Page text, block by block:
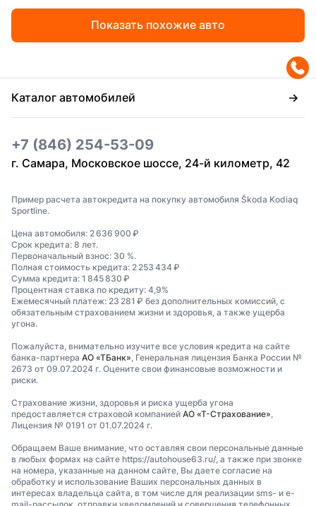
Показать похожие авто
Каталог автомобилей
+7 (846) 254-53-09
г. Самара, Московское шоссе, 24-й километр, 42
Пример расчета автокредита на покупку автомобиля Škoda Kodiaq
Sportline.
Цена автомобиля: 2 636 900 ₽
Срок кредита: 8 лет.
Первоначальный взнос: 30 %.
Полная стоимость кредита: 2 253 434 ₽
Сумма кредита: 1 845 830 ₽
Процентная ставка по кредиту: 4,9%
Ежемесячный платеж: 23 281 ₽ без дополнительных комиссий, с
обязательным страхованием жизни и здоровья, а также ущерба
угона.
Пожалуйста, внимательно изучите все условия кредита на сайте
банка-партнера АО «ТБанк» , Генеральная лицензия Банка России №
2673 от 09.07.2024 г. Оцените свои финансовые возможности и
риски.
Страхование жизни, здоровья и риска ущерба угона
предоставляется страховой компанией АО «Т-Страхование»
Лицензия № 0191 от 01.07.2024 г.
Обращаем Ваше внимание, что оставляя свои персональные данные
в любых формах на сайте https://autohouse63.ru/, а также при звонке
на номера, указанные на данном сайте, Вы даете согласие на
обработку и использование Ваших персональных данных в
интересах владельца сайта, в том числе для реализации sms- и e-